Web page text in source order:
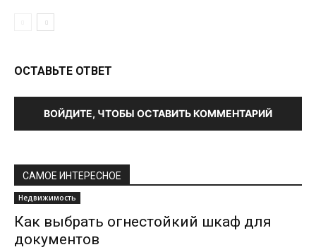
ОСТАВЬТЕ ОТВЕТ
ВОЙДИТЕ, ЧТОБЫ ОСТАВИТЬ КОММЕНТАРИЙ
САМОЕ ИНТЕРЕСНОЕ
Недвижимость
Как выбрать огнестойкий шкаф для
документов